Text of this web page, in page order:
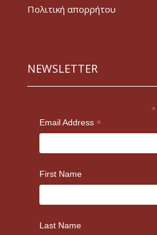
Πολιτική απορρήτου
NEWSLETTER
*
Email Address *
First Name
Last Name